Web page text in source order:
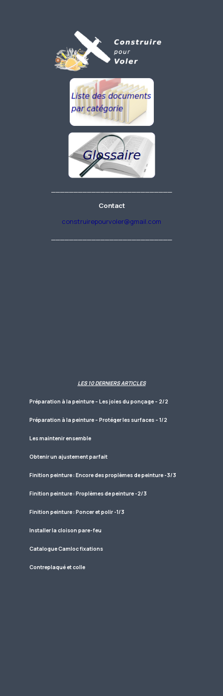
Contact
construirepourvoler@gmail.com
LES 10 DERNIERS ARTICLES
Préparation à la peinture – Les joies du ponçage – 2/2
Préparation à la peinture – Protéger les surfaces – 1/2
Les maintenir ensemble
Obtenir un ajustement parfait
Finition peinture : Encore des proplèmes de peinture -3/3
Finition peinture : Proplèmes de peinture -2/3
Finition peinture : Poncer et polir -1/3
Installer la cloison pare-feu
Catalogue Camloc fixations
Contreplaqué et colle